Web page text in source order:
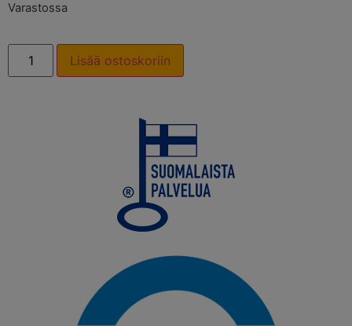
Varastossa
Lisää ostoskoriin